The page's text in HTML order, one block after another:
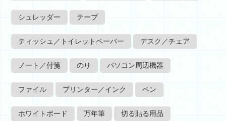
シュレッダー テープ
ティッシュ／トイレットペーパー デスク／チェア
ノート／付箋 のり パソコン周辺機器
ファイル プリンター／インク ペン
ホワイトボード 万年筆 切る貼る用品